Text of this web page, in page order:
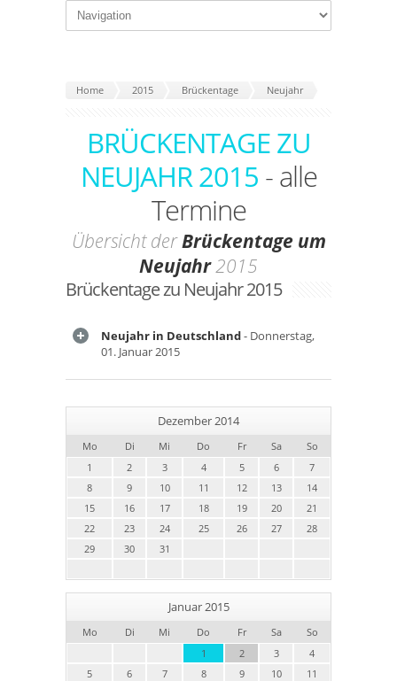
Home 2015 Brückentage Neujahr
BRÜCKENTAGE ZU
NEUJAHR 2015 - alle
Termine
Übersicht derBrückentage um
Neujahr2015
Brückentage zu Neujahr 2015
Neujahr in Deutschland- Donnerstag,
01. Januar 2015
Dezember 2014
Mo Di Mi Do Fr Sa
So
1
2 3 4 5 6
7
8
9 10 11 12 13
14
15
16 17 18 19 20
21
22
23 24 25 26 27
28
29
30 31
Januar 2015
Mo Di Mi Do Fr Sa
So
1
2 3
4
5
6 7 8 9 10
11